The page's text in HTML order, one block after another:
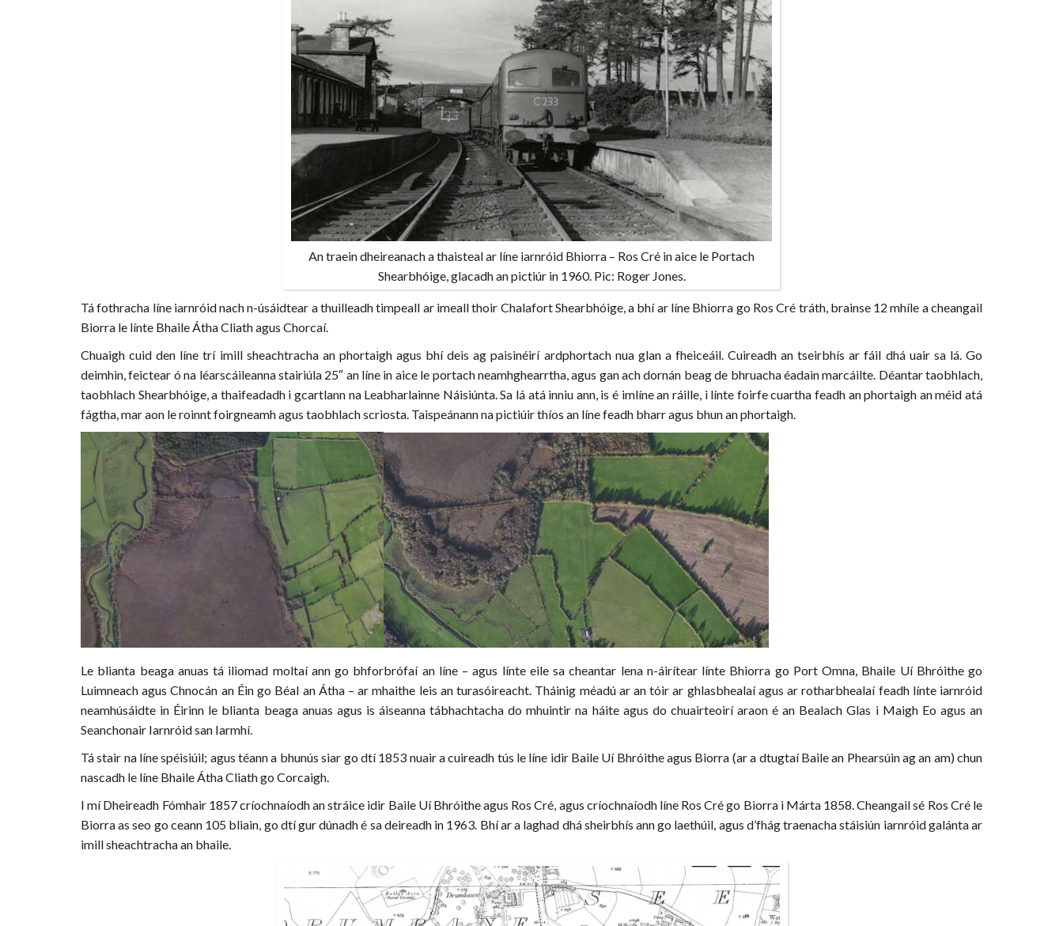
An traein dheireanach a thaisteal ar líne iarnróid Bhiorra – Ros Cré in aice le Portach
Shearbhóige, glacadh an pictiúr in 1960. Pic: Roger Jones.
Tá fothracha líne iarnróid nach n-úsáidtear a thuilleadh timpeall ar imeall thoir Chalafort Shearbhóige, a bhí ar líne Bhiorra go Ros Cré tráth, brainse 12 mhíle a cheangail
Biorra le línte Bhaile Átha Cliath agus Chorcaí.
Chuaigh cuid den líne trí imill sheachtracha an phortaigh agus bhí deis ag paisinéirí ardphortach nua glan a fheiceáil. Cuireadh an tseirbhís ar fáil dhá uair sa lá. Go
deimhin, feictear ó na léarscáileanna stairiúla 25″ an líne in aice le portach neamhghearrtha, agus gan ach dornán beag de bhruacha éadain marcáilte. Déantar taobhlach,
taobhlach Shearbhóige, a thaifeadadh i gcartlann na Leabharlainne Náisiúnta. Sa lá atá inniu ann, is é imlíne an ráille, i línte foirfe cuartha feadh an phortaigh an méid atá
fágtha, mar aon le roinnt foirgneamh agus taobhlach scriosta. Taispeánann na pictiúir thíos an líne feadh bharr agus bhun an phortaigh.
Le blianta beaga anuas tá iliomad moltaí ann go bhforbrófaí an líne – agus línte eile sa cheantar lena n-áirítear línte Bhiorra go Port Omna, Bhaile Uí Bhróithe go
Luimneach agus Chnocán an Éin go Béal an Átha – ar mhaithe leis an turasóireacht. Tháinig méadú ar an tóir ar ghlasbhealaí agus ar rotharbhealaí feadh línte iarnróid
neamhúsáidte in Éirinn le blianta beaga anuas agus is áiseanna tábhachtacha do mhuintir na háite agus do chuairteoirí araon é an Bealach Glas i Maigh Eo agus an
Seanchonair Iarnróid san Iarmhí.
Tá stair na líne spéisiúil; agus téann a bhunús siar go dtí 1853 nuair a cuireadh tús le líne idir Baile Uí Bhróithe agus Biorra (ar a dtugtaí Baile an Phearsúin ag an am) chun
nascadh le líne Bhaile Átha Cliath go Corcaigh.
I mí Dheireadh Fómhair 1857 críochnaíodh an stráice idir Baile Uí Bhróithe agus Ros Cré, agus críochnaíodh líne Ros Cré go Biorra i Márta 1858. Cheangail sé Ros Cré le
Biorra as seo go ceann 105 bliain, go dtí gur dúnadh é sa deireadh in 1963. Bhí ar a laghad dhá sheirbhís ann go laethúil, agus d’fhág traenacha stáisiún iarnróid galánta ar
imill sheachtracha an bhaile.